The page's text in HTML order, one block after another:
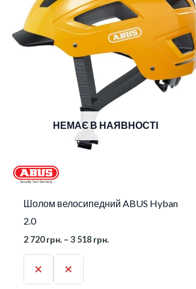
НЕМАЄ В НАЯВНОСТІ
Шолом велосипедний ABUS Hyban
2.0
2 720грн. – 3 518 грн.
720 грн.
до
3
518 грн.
L M